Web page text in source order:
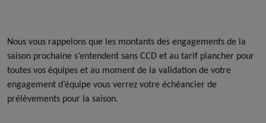
Nous vous rappelons que les montants des engagements de la
saison prochaine s’entendent sans CCD et au tarif plancher pour
toutes vos équipes et au moment de la validation de votre
engagement d’équipe vous verrez votre échéancier de
prélèvements pour la saison.